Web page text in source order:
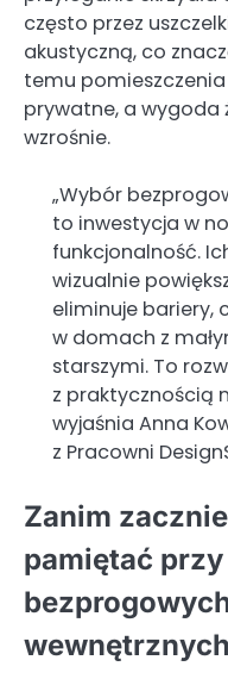
często przez
akustyczną, co
temu
prywatne, a wygoda
wzrośnie.
„Wybór
to inwestycja w
funkcjonalność.
wizualnie
eliminuje bariery,
w domach z
starszymi. To
z praktycznością
wyjaśnia Anna
z Pracowni
Zanim
pamiętać